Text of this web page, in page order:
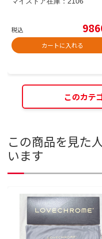
税込
カートに入れる
このカテ
この商品を見た
います